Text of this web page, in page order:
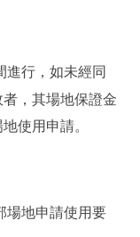
進行，如未經同
，其場地保證金
使用申請。
場地申請使用要